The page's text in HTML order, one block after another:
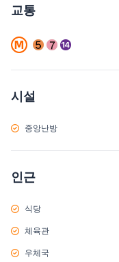
교통
시설
중앙난방
인근
식당
체육관
우체국